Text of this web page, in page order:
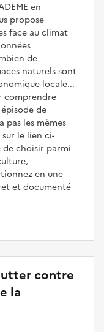
en
propose
face au climat
de
naturels sont
locale...
comprendre
de
pas les mêmes
le lien ci-
de choisir parmi
en une
et documenté
contre
la